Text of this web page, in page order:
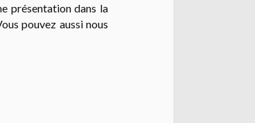
présentation dans la
pouvez aussi nous